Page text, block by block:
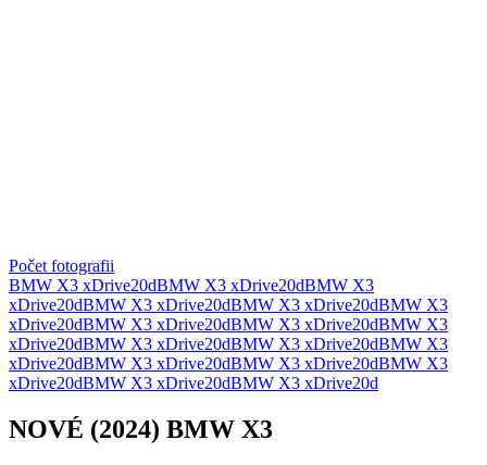
Počet fotografii
BMW X3 xDrive20dBMW X3 xDrive20dBMW X3
xDrive20dBMW X3 xDrive20dBMW X3 xDrive20dBMW X3
xDrive20dBMW X3 xDrive20dBMW X3 xDrive20dBMW X3
xDrive20dBMW X3 xDrive20dBMW X3 xDrive20dBMW X3
xDrive20dBMW X3 xDrive20dBMW X3 xDrive20dBMW X3
xDrive20dBMW X3 xDrive20dBMW X3 xDrive20d
NOVÉ (2024) BMW X3